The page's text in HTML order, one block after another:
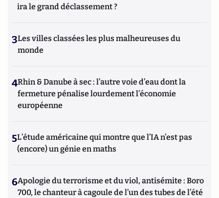
ira le grand déclassement ?
3Les villes classées les plus malheureuses du
monde
4Rhin & Danube à sec : l’autre voie d’eau dont la
fermeture pénalise lourdement l’économie
européenne
5L’étude américaine qui montre que l’IA n’est pas
(encore) un génie en maths
6Apologie du terrorisme et du viol, antisémite : Boro
700, le chanteur à cagoule de l’un des tubes de l’été